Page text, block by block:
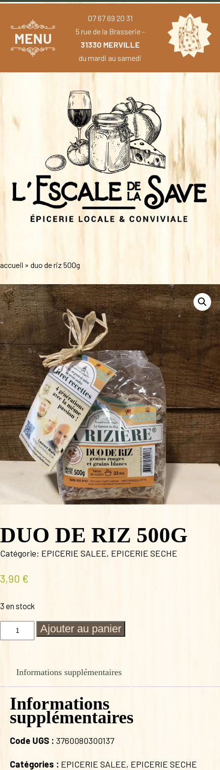
MENU
07 67 69 20 31
5 rue de la Brasserie -
31330 MERVILLE
du mardi au samedi
accueil » duo de riz 500g
DUO DE RIZ 500G
Catégorie: EPICERIE SALEE, EPICERIE SECHE
3,90 €
3 en stock
quantité
Ajouter au panier
Informations supplémentaires
Informations
supplémentaires
Code UGS : 3760080300137
Catégories : EPICERIE SALEE, EPICERIE SECHE